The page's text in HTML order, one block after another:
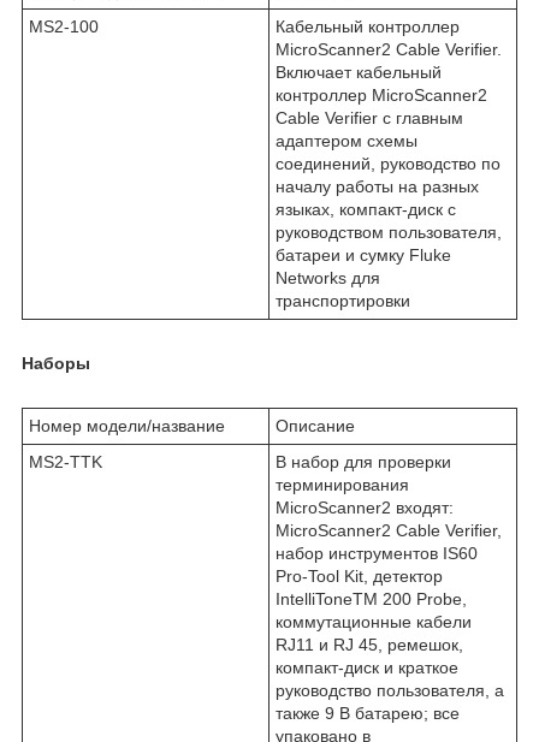
MS2-100
Кабельный контроллер
MicroScanner2 Cable Verifier.
Включает кабельный
контроллер MicroScanner2
Cable Verifier с главным
адаптером схемы
соединений, руководство по
началу работы на разных
языках, компакт-диск с
руководством пользователя,
батареи и сумку Fluke
Networks для
транспортировки
Наборы
Номер модели/название
Описание
MS2-TTK
В набор для проверки
терминирования
MicroScanner2 входят:
MicroScanner2 Cable Verifier,
набор инструментов IS60
Pro-Tool Kit, детектор
IntelliToneTM 200 Probe,
коммутационные кабели
RJ11 и RJ 45, ремешок,
компакт-диск и краткое
руководство пользователя, а
также 9 В батарею; все
упаковано в